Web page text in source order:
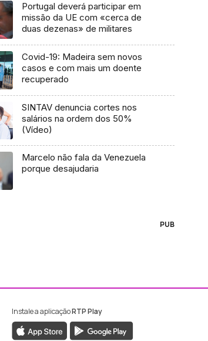
Portugal deverá participar em
missão da UE com «cerca de
duas dezenas» de militares
Covid-19: Madeira sem novos
casos e com mais um doente
recuperado
SINTAV denuncia cortes nos
salários na ordem dos 50%
(Vídeo)
Marcelo não fala da Venezuela
porque desajudaria
PUB
Madeira
RTP Madeira
Instale a aplicaçãoRTP Play